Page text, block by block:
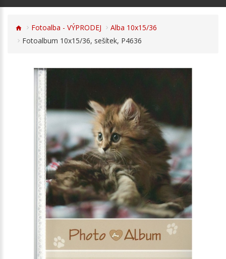
Fotoalba - VÝPRODEJ
Alba 10x15/36
Fotoalbum 10x15/36, sešítek, P4636